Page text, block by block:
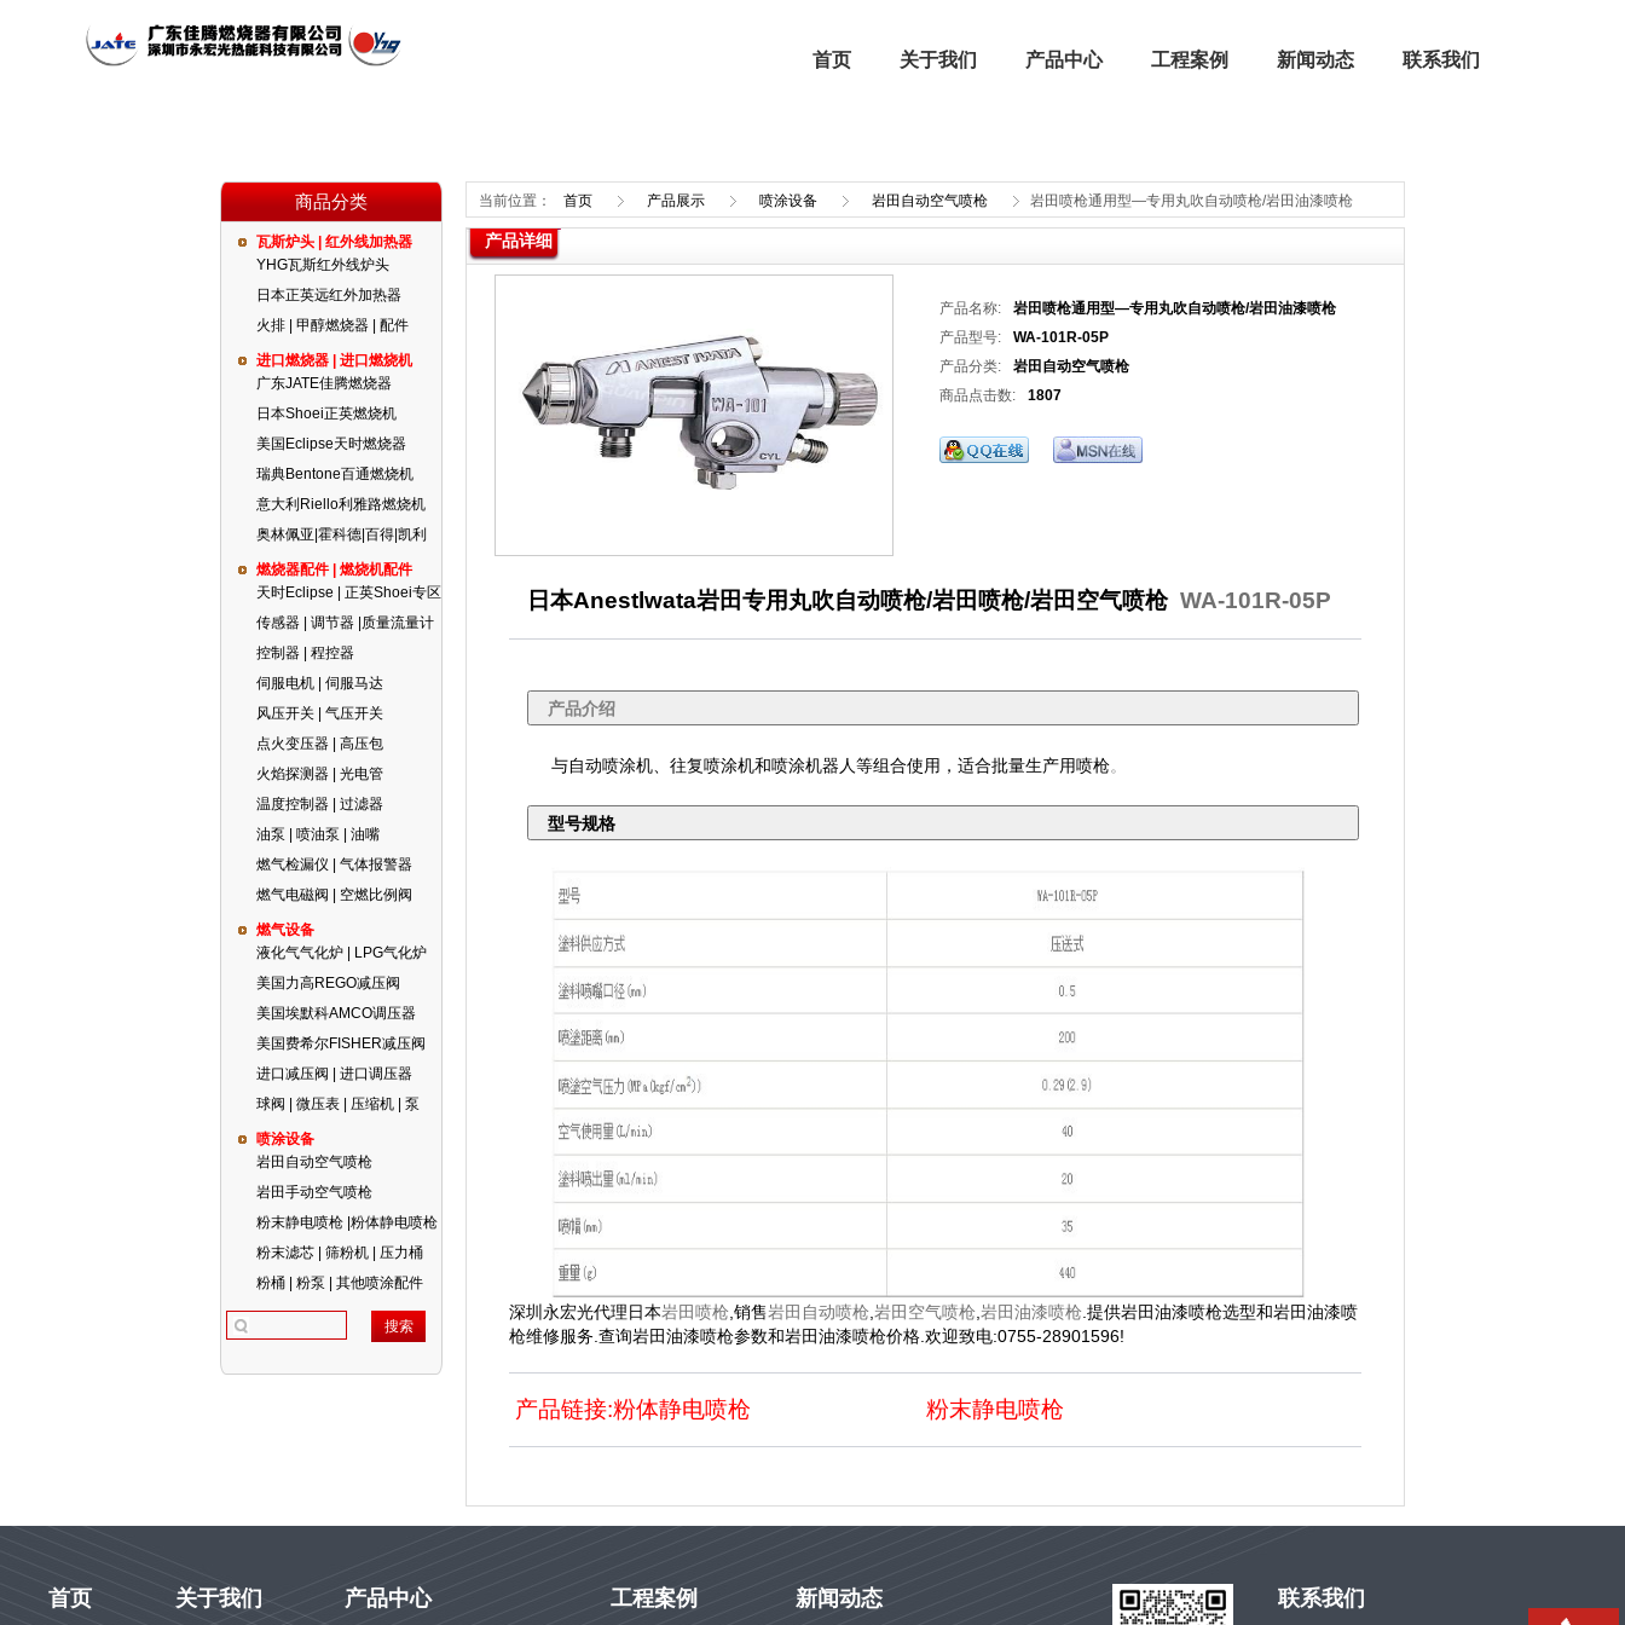
首页 关于我们
企业文化 公司荣誉
产品中心
瓦斯炉头 | 红外线加热器 进口燃烧器 | 进口燃烧机 燃烧器配件 | 燃烧机配件
工程案例
强制气化器
新闻动态
行业新闻
联系我们
商品分类
瓦斯炉头 | 红外线加热器
YHG瓦斯红外线炉头
日本正英远红外加热器
火排 | 甲醇燃烧器 | 配件
进口燃烧器 | 进口燃烧机
广东JATE佳腾燃烧器
日本Shoei正英燃烧机
美国Eclipse天时燃烧器
瑞典Bentone百通燃烧机
意大利Riello利雅路燃烧机
奥林佩亚|霍科德|百得|凯利
燃烧器配件 | 燃烧机配件
天时Eclipse | 正英Shoei专区
传感器 | 调节器 |质量流量计
控制器 | 程控器
伺服电机 | 伺服马达
风压开关 | 气压开关
点火变压器 | 高压包
火焰探测器 | 光电管
温度控制器 | 过滤器
油泵 | 喷油泵 | 油嘴
燃气检漏仪 | 气体报警器
燃气电磁阀 | 空燃比例阀
燃气设备
液化气气化炉 | LPG气化炉
美国力高REGO减压阀
美国埃默科AMCO调压器
美国费希尔FISHER减压阀
进口减压阀 | 进口调压器
球阀 | 微压表 | 压缩机 | 泵
喷涂设备
岩田自动空气喷枪
岩田手动空气喷枪
粉末静电喷枪 |粉体静电喷枪
粉末滤芯 | 筛粉机 | 压力桶
粉桶 | 粉泵 | 其他喷涂配件
当前位置： 首页 产品展示 喷涂设备 岩田自动空气喷枪 岩田喷枪通用型—专用丸吹自动喷枪/岩田油漆喷枪
产品详细
产品名称:
岩田喷枪通用型—专用丸吹自动喷枪/岩田油漆喷枪
产品型号:
WA-101R-05P
产品分类:
岩田自动空气喷枪
商品点击数:
1807
日本Anestlwata岩田专用丸吹自动喷枪/岩田喷枪/岩田空气喷枪 WA-101R-05P
产品介绍
与自动喷涂机、往复喷涂机和喷涂机器人等组合使用，适合批量生产用喷枪。
型号规格
深圳永宏光代理日本岩田喷枪 ,销售岩田自动喷枪 岩田空气喷枪 岩田油漆喷枪 .提供岩田油漆喷枪选型和岩田油漆喷
枪维修服务.查询岩田油漆喷枪参数和岩田油漆喷枪价格.欢迎致电:0755-28901596!
产品链接:粉体静电喷枪 粉末静电喷枪
首页 关于我们 产品中心 工程案例 新闻动态 联系我们